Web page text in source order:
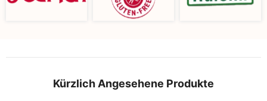
Kürzlich Angesehene Produkte